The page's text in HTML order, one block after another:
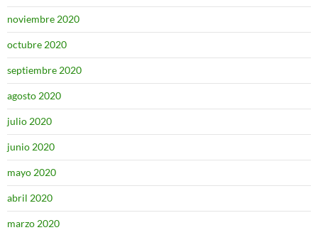
noviembre 2020
octubre 2020
septiembre 2020
agosto 2020
julio 2020
junio 2020
mayo 2020
abril 2020
marzo 2020